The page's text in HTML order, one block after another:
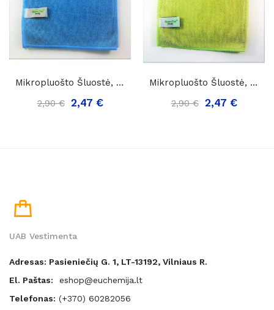
Mikropluošto Šluostė, Mėlyna, Green-Tex 380x380...
2,90 € 2,47 €
Mikropluošto Šluostė, Žalia, Green-Tex 380x380 Mm.
2,90 € 2,47 €
UAB Vestimenta
Adresas: Pasieniečių G. 1, LT-13192, Vilniaus R.
El. Paštas:
eshop@euchemija.lt
Telefonas: (+370) 60282056